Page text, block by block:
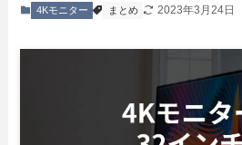
4Kモニター まとめ 2023年3月24日